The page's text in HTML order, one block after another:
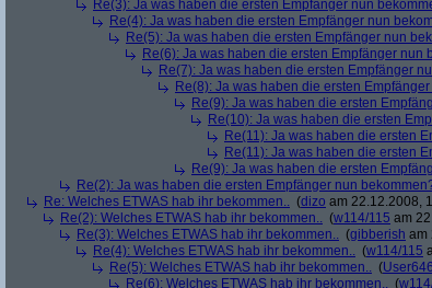
Re(3): Ja was haben die ersten Empfänger nun
Re(4): Ja was haben die ersten Empfänger nun
Re(5): Ja was haben die ersten Empfänger nun
Re(6): Ja was haben die ersten Empfänger nun
Re(7): Ja was haben die ersten Empfänger
Re(8): Ja was haben die ersten
Re(9): Ja was haben die ersten
Re(10): Ja was haben die ersten
Re(11): Ja was haben die ersten
Re(11): Ja was haben die ersten
Re(9): Ja was haben die ersten
Re(2): Ja was haben die ersten Empfänger nun
Re: Welches ETWAS hab ihr bekommen.. (dizo am 22.12.2008,
Re(2): Welches ETWAS hab ihr bekommen.. (w114/115 am
Re(3): Welches ETWAS hab ihr bekommen.. (gibberish am
Re(4): Welches ETWAS hab ihr bekommen.. (w114/115
Re(5): Welches ETWAS hab ihr bekommen.. (
Re(6): Welches ETWAS hab ihr bekommen.. (